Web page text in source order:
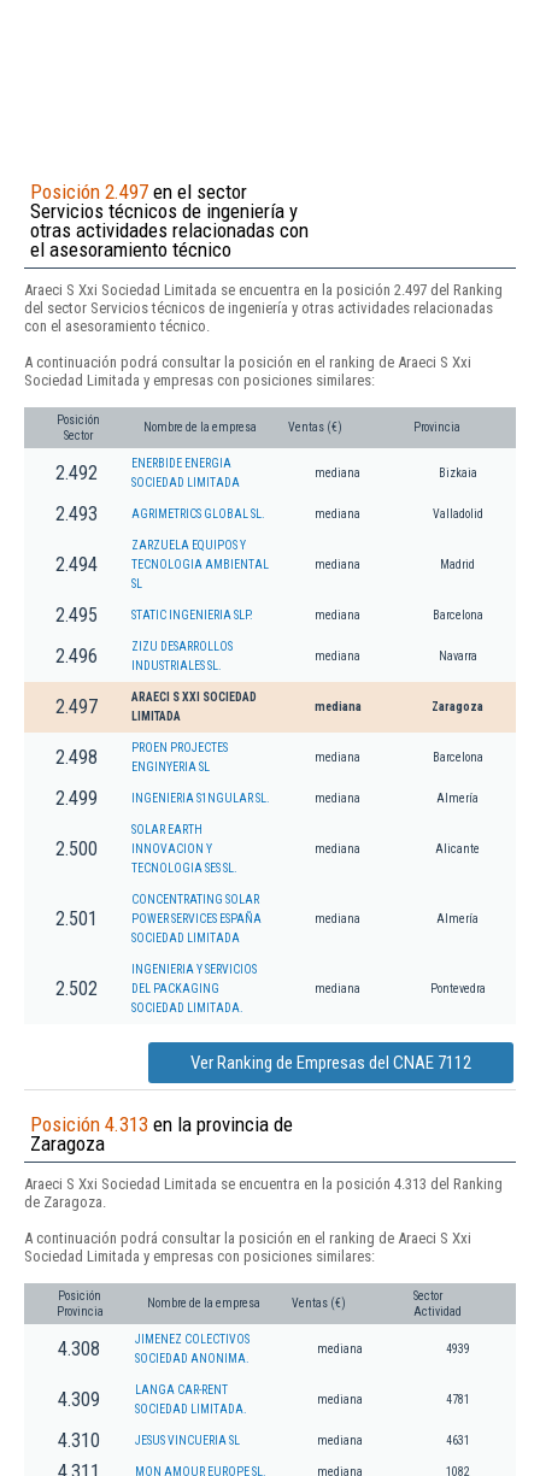
Posición 2.497 en el sector
Servicios técnicos de ingeniería y
otras actividades relacionadas con
el asesoramiento técnico
Araeci S Xxi Sociedad Limitada se encuentra en la posición 2.497 del Ranking
del sector Servicios técnicos de ingeniería y otras actividades relacionadas
con el asesoramiento técnico.
A continuación podrá consultar la posición en el ranking de Araeci S Xxi
Sociedad Limitada y empresas con posiciones similares:
Posición
Sector
Nombre de la empresa Ventas (€) Provincia
2.492
ENERBIDE ENERGIA
SOCIEDAD LIMITADA
mediana Bizkaia
2.493 AGRIMETRICS GLOBAL SL. mediana Valladolid
2.494
ZARZUELA EQUIPOS Y
TECNOLOGIA AMBIENTAL
SL
mediana Madrid
2.495 STATIC INGENIERIA SLP. mediana Barcelona
2.496
ZIZU DESARROLLOS
INDUSTRIALES SL.
mediana Navarra
2.497
ARAECI S XXI SOCIEDAD
LIMITADA
mediana Zaragoza
2.498
PROEN PROJECTES
ENGINYERIA SL
mediana Barcelona
2.499 INGENIERIA S1NGULAR SL. mediana Almería
2.500
SOLAR EARTH
INNOVACION Y
TECNOLOGIA SES SL.
mediana Alicante
2.501
CONCENTRATING SOLAR
POWER SERVICES ESPAÑA
SOCIEDAD LIMITADA
mediana Almería
2.502
INGENIERIA Y SERVICIOS
DEL PACKAGING
SOCIEDAD LIMITADA.
mediana Pontevedra
Ver Ranking de Empresas del CNAE 7112
Posición 4.313 en la provincia de
Zaragoza
Araeci S Xxi Sociedad Limitada se encuentra en la posición 4.313 del Ranking
de Zaragoza.
A continuación podrá consultar la posición en el ranking de Araeci S Xxi
Sociedad Limitada y empresas con posiciones similares:
Posición
Provincia
Nombre de la empresa Ventas (€)
Sector
Actividad
4.308
JIMENEZ COLECTIVOS
SOCIEDAD ANONIMA.
mediana 4939
4.309
LANGA CAR-RENT
SOCIEDAD LIMITADA.
mediana 4781
4.310 JESUS VINCUERIA SL mediana 4631
MON AMOUR EUROPE SL. mediana 1082